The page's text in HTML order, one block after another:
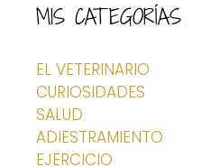
MIS CATEGORÍAS
EL VETERINARIO
CURIOSIDADES
SALUD
ADIESTRAMIENTO
EJERCICIO